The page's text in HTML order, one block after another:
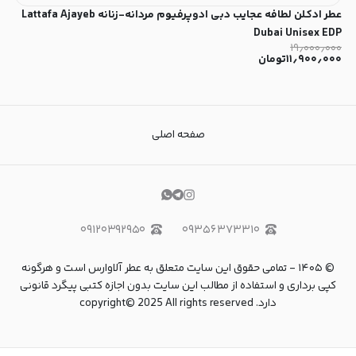
عطر ادکلن لطافه عجایب دبی ادوپرفیوم مردانه-زنانه Lattafa Ajayeb
Dubai Unisex EDP
۱۹٫۰۰۰٫۰۰۰
۱۱٫۹۰۰٫۰۰۰تومان
صفحه اصلی
۰۹۳۵۶۳۷۳۳۱۰ ۰۹۱۲۰۳۹۲۹۵۰
©۱۴۰۵ -تمامی حقوق این سایت متعلق به عطر آلاوارس است و هرگونه
کپی برداری و استفاده از مطالب این سایت بدون اجازه کتبی پیگرد قانونی
دارد. copyright© 2025 All rights reserved